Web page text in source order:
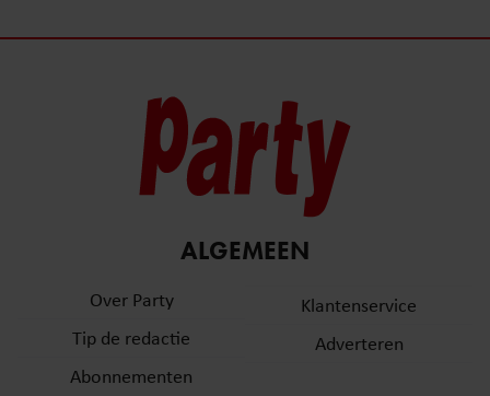
ALGEMEEN
Over Party
Tip de redactie
Abonnementen
Klantenservice
Adverteren